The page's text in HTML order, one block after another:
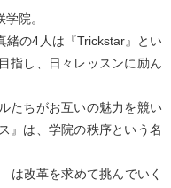
院。
緒の4人は『Trickstar』とい
指し、日々レッスンに励ん
たちがお互いの魅力を競い
』は、学院の秩序という名
は改革を求めて挑んでいく